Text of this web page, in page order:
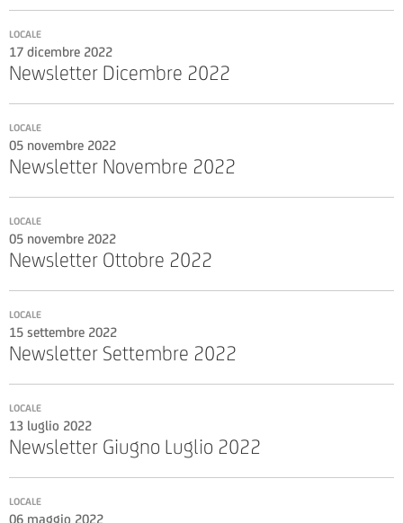
LOCALE
17 dicembre 2022
Newsletter Dicembre 2022
LOCALE
05 novembre 2022
Newsletter Novembre 2022
LOCALE
05 novembre 2022
Newsletter Ottobre 2022
LOCALE
15 settembre 2022
Newsletter Settembre 2022
LOCALE
13 luglio 2022
Newsletter Giugno Luglio 2022
LOCALE
06 maggio 2022